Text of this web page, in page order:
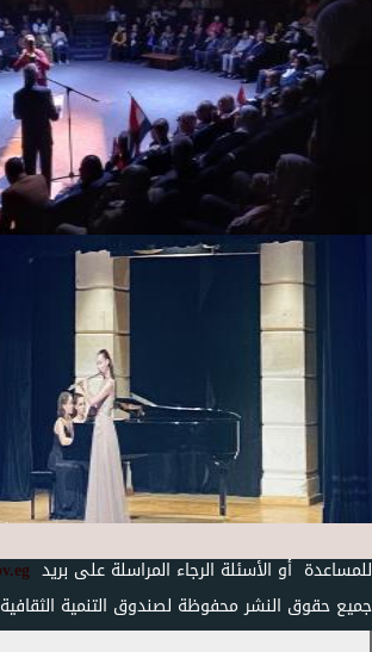
للمساعدة أو الأسئلة الرجاء المراسلة على بريد
جميع حقوق النشر محفوظة لصندوق التنمية الثقافية